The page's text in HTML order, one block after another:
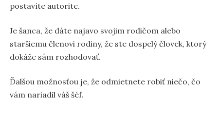
postavíte autorite.
Je šanca, že dáte najavo svojim rodičom alebo
staršiemu členovi rodiny, že ste dospelý človek, ktorý
dokáže sám rozhodovať.
Ďalšou možnosťou je, že odmietnete robiť niečo, čo
vám nariadil váš šéf.